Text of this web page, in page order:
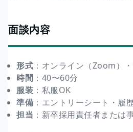
面談内容
形式 ：オンライン（Zoom）
時間 ：40〜60分
服装 ：私服OK
準備 ：エントリーシート・履
担当 ：新卒採用責任者または